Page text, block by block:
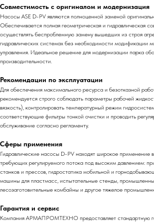
Совместимость с оригиналом и модернизация
Насосы ASE D-PV являются полноценной заменой
Обеспечивается полная геометрическая и гидравлическая
осуществлять беспроблемную замену вышедших из строя
гидравлических системах без необходимости модификации
управления. Идеальное решение для модернизации парка
производительности.
Рекомендации по эксплуатации
Для обеспечения максимального ресурса и безотказной
рекомендуется строго соблюдать параметры рабочей
вязкость), контролировать температурный режим
соответствующие фильтры тонкой очистки и проводить
обслуживание согласно регламенту.
Сферы применения
Гидравлические насосы D-PV находят широкое применение
требующих регулируемого потока под высоким давлением:
станков и прессов, гидростатика мобильной и
машины для пластмасс, испытательные стенды,
лесозаготовительные комбайны и другое тяжелое
Гарантия и сервис
Компания АРМАПРОМТЕХНО предоставляет стандартную